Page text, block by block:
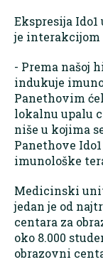
Ekspresija
je
- Prema našoj
indukuje
Panethovim
lokalnu upalu
niše u kojima
Panethove
imunološke
Medicinski
jedan je od
centara za
oko 8.000
obrazovni